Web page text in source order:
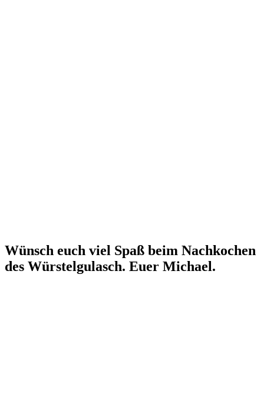
Wünsch euch viel Spaß beim Nachkochen
des Würstelgulasch. Euer Michael.